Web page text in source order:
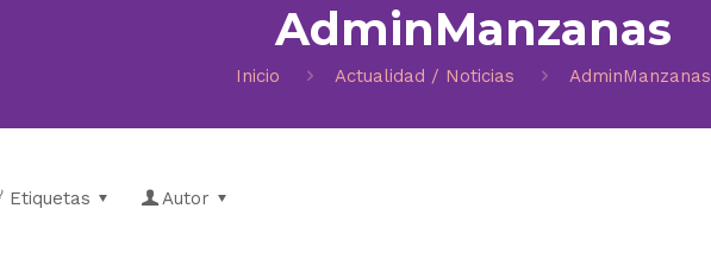
AdminManzanas
Inicio Actualidad / Noticias AdminManzanas
Etiquetas Autor